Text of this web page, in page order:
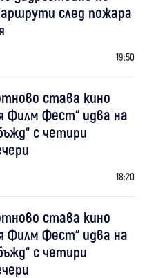
след пожара
19:50
става кино
Филм Фест“ идва на
с четири
18:20
става кино
Филм Фест“ идва на
с четири